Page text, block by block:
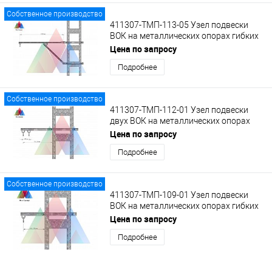
Собственное производство
411307-ТМП-113-05 Узел подвески
ВОК на металлических опорах гибких
поперечин на кронштейне КВ-1 с
кольцом
Цена по запросу
Подробнее
Собственное производство
411307-ТМП-112-01 Узел подвески
двух ВОК на металлических опорах
гибких поперечин на удлиненном
кронштейне с кольцами
Цена по запросу
Подробнее
Собственное производство
411307-ТМП-109-01 Узел подвески
ВОК на металлических опорах гибких
поперечин на кронштейне с кольцом
Цена по запросу
Подробнее